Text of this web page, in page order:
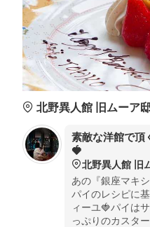
北野異人館 旧ムーア
素敵な洋館で頂
🍓
北野異人館 旧
あの『銀座マキ
パイのレシピに
ィーユ🍓パイは
っぷりのカスタ